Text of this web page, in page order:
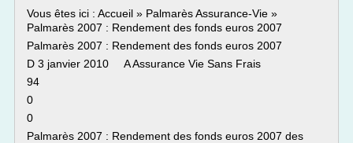
Vous êtes ici : Accueil » Palmarès Assurance-Vie »
Palmarès 2007 : Rendement des fonds euros 2007
Palmarès 2007 : Rendement des fonds euros 2007
D 3 janvier 2010 A Assurance Vie Sans Frais
94
0
0
Palmarès 2007 : Rendement des fonds euros 2007 des